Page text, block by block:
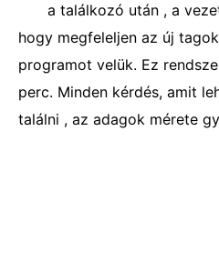
a találkozó után , a
hogy megfeleljen az új
programot velük. Ez
perc. Minden kérdés, amit
találni , az adagok mérete